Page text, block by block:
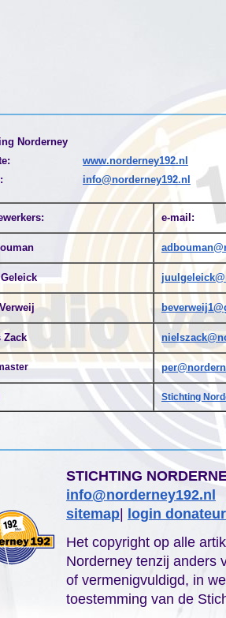
Norderney
www.norderney192.nl
info@norderney192.nl
e-mail:
Zack
Stichting
STICHTING
info@norderney192.nl
sitemap
login
Het copyright op alle
Norderney tenzij anders
of vermenigvuldigd, in
toestemming van de